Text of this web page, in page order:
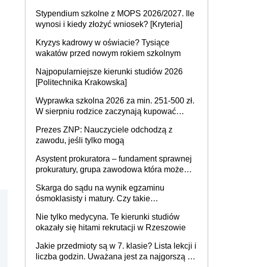
Stypendium szkolne z MOPS 2026/2027. Ile
wynosi i kiedy złożyć wniosek? [Kryteria]
Kryzys kadrowy w oświacie? Tysiące
wakatów przed nowym rokiem szkolnym
Najpopularniejsze kierunki studiów 2026
[Politechnika Krakowska]
Wyprawka szkolna 2026 za min. 251-500 zł.
W sierpniu rodzice zaczynają kupować
wydatek sięgający ponad 1 tys. zł
Prezes ZNP: Nauczyciele odchodzą z
zawodu, jeśli tylko mogą
Asystent prokuratora – fundament sprawnej
prokuratury, grupa zawodowa która może
Skarga do sądu na wynik egzaminu
ósmoklasisty i matury. Czy takie
Nie tylko medycyna. Te kierunki studiów
okazały się hitami rekrutacji w Rzeszowie
Jakie przedmioty są w 7. klasie? Lista lekcji i
liczba godzin. Uważana jest za najgorszą -